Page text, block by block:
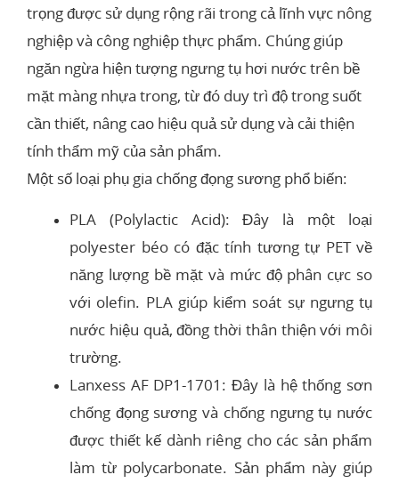
trọng được sử dụng rộng rãi trong cả lĩnh vực nông
nghiệp và công nghiệp thực phẩm. Chúng giúp
ngăn ngừa hiện tượng ngưng tụ hơi nước trên bề
mặt màng nhựa trong, từ đó duy trì độ trong suốt
cần thiết, nâng cao hiệu quả sử dụng và cải thiện
tính thẩm mỹ của sản phẩm.
Một số loại phụ gia chống đọng sương phổ biến:
PLA (Polylactic Acid): Đây là một loại
polyester béo có đặc tính tương tự PET về
năng lượng bề mặt và mức độ phân cực so
với olefin. PLA giúp kiểm soát sự ngưng tụ
nước hiệu quả, đồng thời thân thiện với môi
trường.
Lanxess AF DP1-1701: Đây là hệ thống sơn
chống đọng sương và chống ngưng tụ nước
được thiết kế dành riêng cho các sản phẩm
làm từ polycarbonate. Sản phẩm này giúp